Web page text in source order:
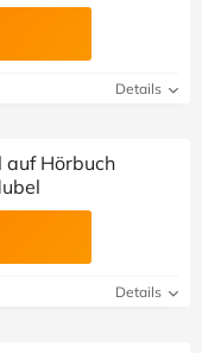
Details
auf Hörbuch
Details